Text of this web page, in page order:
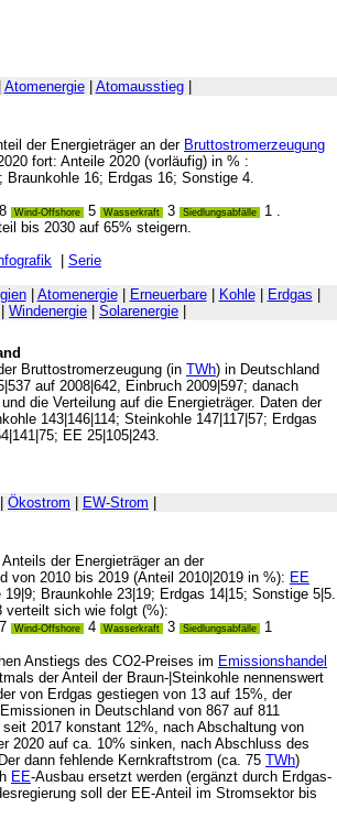
Atomenergie| Atomausstieg|
der Energieträger an der Bruttostromerzeugung
fort: Anteile 2020 (vorläufig) in % :
Braunkohle 16; Erdgas 16; Sonstige 4.
8 Wind-Offshore 5 Wasserkraft 3 Siedlungsabfälle
1 .
bis 2030 auf 65% steigern.
Serie
| Atomenergie| Erneuerbare| Kohle| Erdgas
Windenergie Solarenergie
Bruttostromerzeugung (in TWh) in Deutschland
auf 2008|642, Einbruch 2009|597; danach
die Verteilung auf die Energieträger. Daten der
143|146|114; Steinkohle 147|117|57; Erdgas
EE 25|105|243.
Ökostrom EW-Strom
der Energieträger an der
von 2010 bis 2019 (Anteil 2010|2019 in %): EE
Braunkohle 23|19; Erdgas 14|15; Sonstige 5|5.
verteilt sich wie folgt (%):
7 Wind-Offshore 4 Wasserkraft 3 Siedlungsabfälle
1
Anstiegs des CO2-Preises im Emissionshandel
der Anteil der Braun-|Steinkohle nennenswert
von Erdgas gestiegen von 13 auf 15%, der
in Deutschland von 867 auf 811
2017 konstant 12%, nach Abschaltung von
2020 auf ca. 10% sinken, nach Abschluss des
dann fehlende Kernkraftstrom (ca. 75 TWh)
EE-Ausbau ersetzt werden (ergänzt durch Erdgas-
soll der EE-Anteil im Stromsektor bis